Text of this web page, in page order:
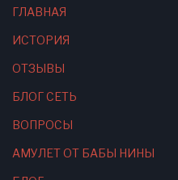
ГЛАВНАЯ
ИСТОРИЯ
ОТЗЫВЫ
БЛОГ СЕТЬ
ВОПРОСЫ
АМУЛЕТ ОТ БАБЫ НИНЫ